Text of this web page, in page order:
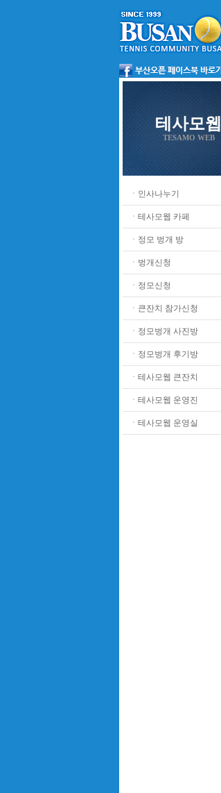
테사모웹
TESAMO WEB
ㆍ인사나누기
ㆍ테사모웹 카페
ㆍ정모 벙개 방
ㆍ벙개신청
ㆍ정모신청
ㆍ큰잔치 참가신청
ㆍ정모벙개 사진방
ㆍ정모벙개 후기방
ㆍ테사모웹 큰잔치
ㆍ테사모웹 운영진
ㆍ테사모웹 운영실